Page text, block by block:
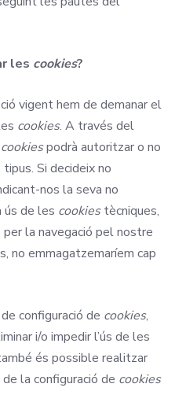
les cookies?
vigent hem de demanar el
cookies. A través del
cookiespodrà autoritzar o no
Si decideix no
nos la seva no
de les cookiestècniques,
la navegació pel nostre
no emmagatzemaríem cap
configuració de cookies,
i/o impedir l’ús de les
és possible realitzar
la configuració de cookies